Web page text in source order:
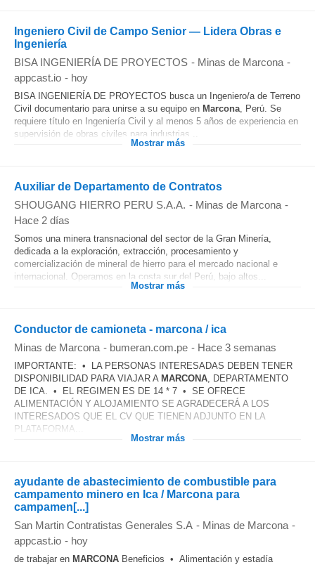
Ingeniero Civil de Campo Senior — Lidera Obras e
Ingeniería
BISA INGENIERÍA DE PROYECTOS - Minas de Marcona -
appcast.io - hoy
BISA INGENIERÍA DE PROYECTOS busca un Ingeniero/a de Terreno
Civil documentario para unirse a su equipo en Marcona, Perú. Se
requiere título en Ingeniería Civil y al menos 5 años de experiencia en
supervisión de obras civiles para industrias...
Mostrar más
Auxiliar de Departamento de Contratos
SHOUGANG HIERRO PERU S.A.A. - Minas de Marcona -
Hace 2 días
Somos una minera transnacional del sector de la Gran Minería,
dedicada a la exploración, extracción, procesamiento y
comercialización de mineral de hierro para el mercado nacional e
internacional. Operamos en la costa sur del Perú, bajo altos...
Mostrar más
Conductor de camioneta - marcona / ica
Minas de Marcona - bumeran.com.pe - Hace 3 semanas
IMPORTANTE: • LA PERSONAS INTERESADAS DEBEN TENER
DISPONIBILIDAD PARA VIAJAR A MARCONA, DEPARTAMENTO
DE ICA. • EL REGIMEN ES DE 14 * 7 • SE OFRECE
ALIMENTACIÓN Y ALOJAMIENTO SE AGRADECERÁ A LOS
INTERESADOS QUE EL CV QUE TIENEN ADJUNTO EN LA
PLATAFORMA...
Mostrar más
ayudante de abastecimiento de combustible para
campamento minero en Ica / Marcona para
campamen[...]
San Martin Contratistas Generales S.A - Minas de Marcona -
appcast.io - hoy
de trabajar en MARCONA Beneficios • Alimentación y estadía